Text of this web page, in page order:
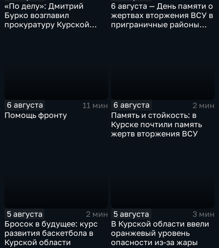
«По делу»: Дмитрий
Бурко возглавил
прокуратуру Курской
6 августа — День памяти о
жертвах вторжения ВСУ в
приграничные районы
6 августа
11 мин
Помощь фронту
6 августа
2 мин
Память и стойкость: в
Курске почтили память
жертв вторжения ВСУ
5 августа
2 мин
Бросок в будущее: курс
развития баскетбола в
Курской области
5 августа
3 мин
В Курской области ввели
оранжевый уровень
опасности из-за жары